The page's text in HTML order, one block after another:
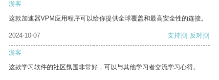
游客
这款加速器VPM应用程序可以给你提供全球覆盖和最高安全性的连接。
2024-10-07 支持[0] 反对[0]
游客
这款学习软件的社区氛围非常好，可以与其他学习者交流学习心得。